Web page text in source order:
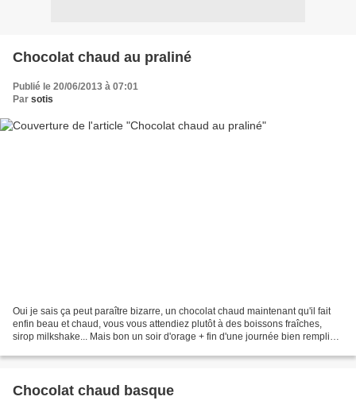
Chocolat chaud au praliné
Publié le 20/06/2013 à 07:01
Par sotis
Oui je sais ça peut paraître bizarre, un chocolat chaud maintenant qu'il fait
enfin beau et chaud, vous vous attendiez plutôt à des boissons fraîches,
sirop milkshake... Mais bon un soir d'orage + fin d'une journée bien remplie +
Chocolat chaud basque